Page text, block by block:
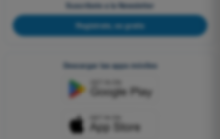
Suscríbete a la Newsletter
Regístrate, es gratis
Descargar las apps móviles